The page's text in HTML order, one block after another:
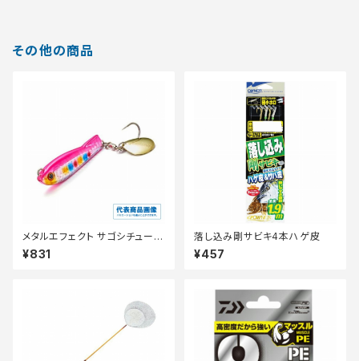
その他の商品
メタルエフェクト サゴシチューン
40g
¥831
落し込み剛サビキ4本ハゲ皮
¥457